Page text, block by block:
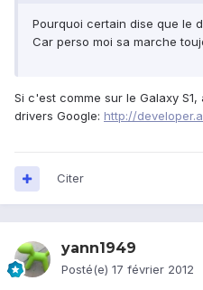
Pourquoi certain dise que le
Car perso moi sa marche
Si c'est comme sur le Galaxy
drivers Google: http://
Citer
yann1949
Posté(e) 17 février 2012